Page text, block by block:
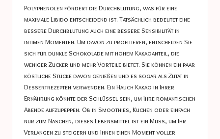
Polyphenolen fördert die Durchblutung, was für eine
maximale Libido entscheidend ist. Tatsächlich bedeutet eine
bessere Durchblutung auch eine bessere Sensibilität in
intimen Momenten. Um davon zu profitieren, entscheiden Sie
sich für dunkle Schokolade mit hohem Kakaoanteil, die
weniger Zucker und mehr Vorteile bietet. Sie können ein paar
köstliche Stücke davon genießen und es sogar als Zutat in
Dessertrezepten verwenden. Ein Hauch Kakao in Ihrer
Ernährung könnte der Schlüssel sein, um Ihre romantischen
Abende aufzupeppen. Ob in Smoothies, Kuchen oder einfach
nur zum Naschen, dieses Lebensmittel ist ein Muss, um Ihr
Verlangen zu steigern und Ihnen einen Moment voller